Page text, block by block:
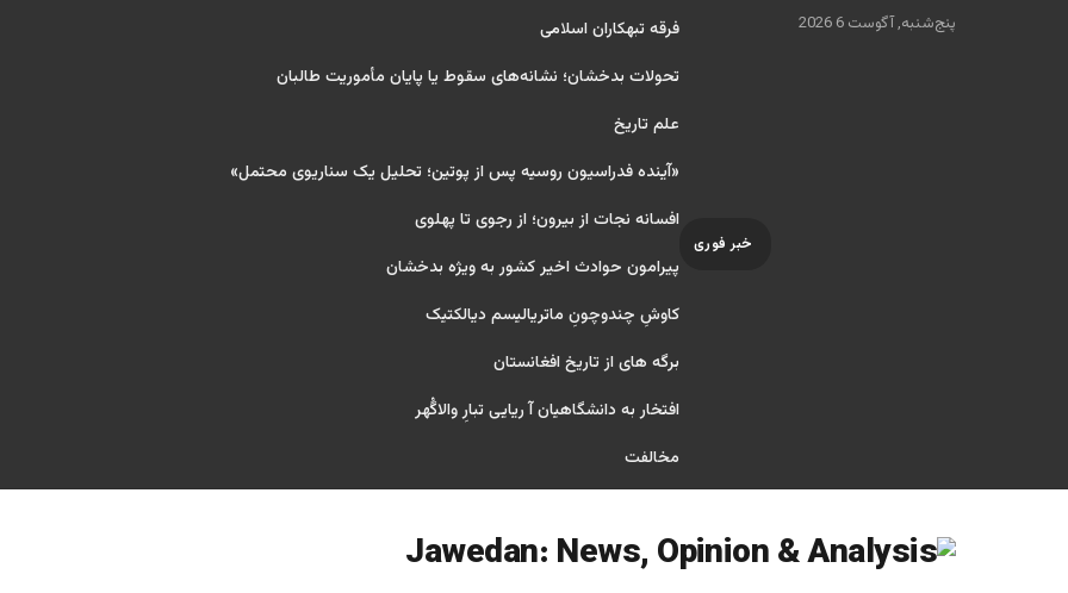
پنج‌شنبه, آگوست 6 2026
خبر فوری
فرقه تبهکاران اسلامی
تحولات بدخشان؛ نشانه‌های سقوط یا پایان مأموریت طالبان
علم تاریخ
«آینده فدراسیون روسیه پس از پوتین؛ تحلیل یک سناریوی محتمل»
افسانه نجات از بیرون؛ از رجوی تا پهلوی
پیرامون حوادث اخیر کشور به ویژه بدخشان
کاوشِ چندو‌چونِ ماتریالیسم دیالکتیک
برگه های از تاریخ افغانستان
افتخار به دانشگاهیان آ ریایی تبارِ والاگُهر
مخالفت